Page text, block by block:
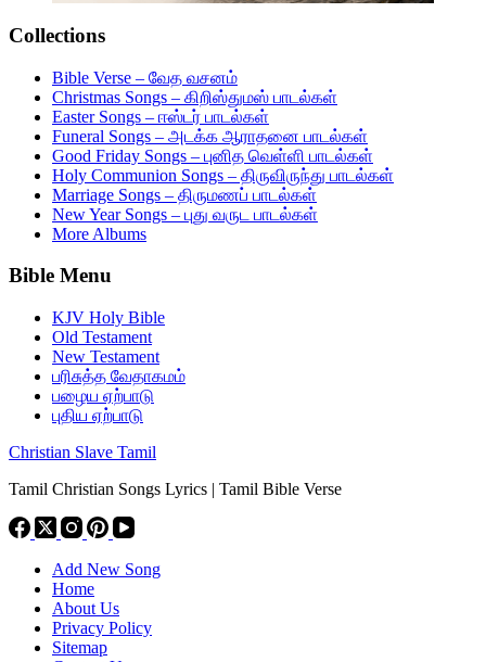
Collections
Bible Verse – வேத வசனம்
Christmas Songs – கிறிஸ்துமஸ் பாடல்கள்
Easter Songs – ஈஸ்டர் பாடல்கள்
Funeral Songs – அடக்க ஆராதனை பாடல்கள்
Good Friday Songs – புனித வெள்ளி பாடல்கள்
Holy Communion Songs – திருவிருந்து பாடல்கள்
Marriage Songs – திருமணப் பாடல்கள்
New Year Songs – புது வருட பாடல்கள்
More Albums
Bible Menu
KJV Holy Bible
Old Testament
New Testament
பரிசுத்த வேதாகமம்
பழைய ஏற்பாடு
புதிய ஏற்பாடு
Christian Slave Tamil
Tamil Christian Songs Lyrics | Tamil Bible Verse
Add New Song
Home
About Us
Privacy Policy
Sitemap